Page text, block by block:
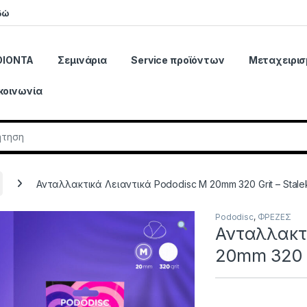
Σεμινάρια Service προϊόντων
Ανταλλακτικά Λειαντικά Pododisc M 20mm 320 Grit –
Pododisc, ΦΡΕΖΕΣ
20mm 320